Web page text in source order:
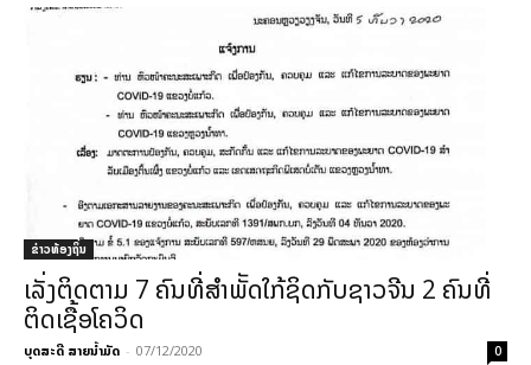
ຂ່າວທ້ອງຖິ່ນ
ເລັ່ງຕິດຕາມ 7 ຄົນທີ່ສຳພັັດໃກ້ຊິດກັບຊາວຈີນ 2 ຄົນທີ່
ຕິດເຊື້ອໂຄວິດ
ບຸດສະດີ ສາຍນ້ຳມັດ - 07/12/2020 0